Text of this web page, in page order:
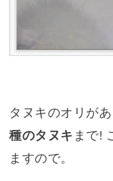
タヌキのオリが
種のタヌキ まで!
ますので。